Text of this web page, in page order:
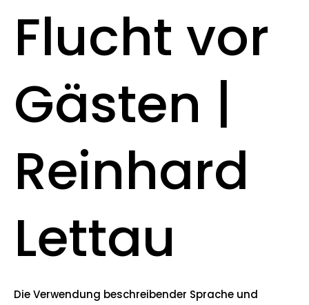
Flucht vor
Gästen |
Reinhard
Lettau
Die Verwendung beschreibender Sprache und